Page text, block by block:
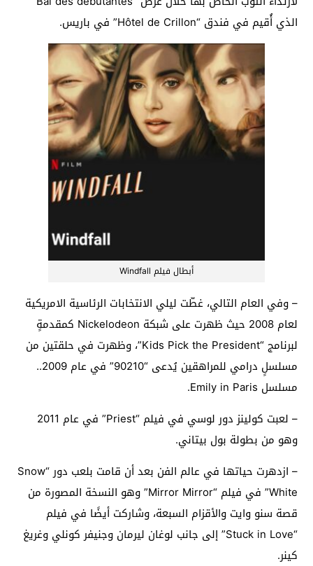
الذي أُقيم في فندق “Hôtel de Crillon” في باريس.
أبطال فيلم Windfall
– وفي العام التالي، غطّت ليلي الانتخابات الرئاسية الامريكية
لعام 2008 حيث ظهرت على شبكة Nickelodeon كمقدمةٍ
لبرنامج “Kids Pick the President”، وظهرت في حلقتين من
مسلسلٍ درامي للمراهقين يُدعى “90210” في عام 2009..
مسلسل Emily in Paris.
– لعبت كولينز دور لوسي في فيلم “Priest” في عام 2011
وهو من بطولة بول بيتاني.
– ازدهرت حياتها في عالم الفن بعد أن قامت بلعب دور “Snow
White” في فيلم “Mirror Mirror” وهو النسخة المصورة من
قصة سنو وايت والأقزام السبعة، وشاركت أيضًا في فيلم
“Stuck in Love” إلى جانب لوغان ليرمان وجنيفر كونلي وغريغ
كينر.